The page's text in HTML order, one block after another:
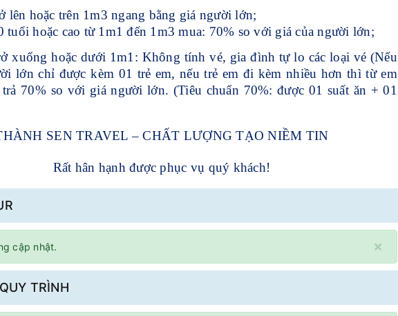
lên hoặc trên 1m3 ngang bằng giá người lớn;
tuổi hoặc cao từ 1m1 đến 1m3 mua: 70% so với giá của người lớn;
xuống hoặc dưới 1m1: Không tính vé, gia đình tự lo các loại vé (Nếu
lớn chỉ được kèm 01 trẻ em, nếu trẻ em đi kèm nhiều hơn thì từ em
70% so với giá người lớn. (Tiêu chuẩn 70%: được 01 suất ăn + 01
SEN TRAVEL – CHẤT LƯỢNG TẠO NIỀM TIN
Rất hân hạnh được phục vụ quý khách!
×
cập nhật.
TRÌNH